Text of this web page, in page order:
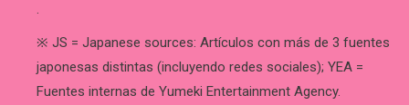
.
※ JS = Japanese sources: Artículos con más de 3 fuentes
japonesas distintas (incluyendo redes sociales); YEA =
Fuentes internas de Yumeki Entertainment Agency.